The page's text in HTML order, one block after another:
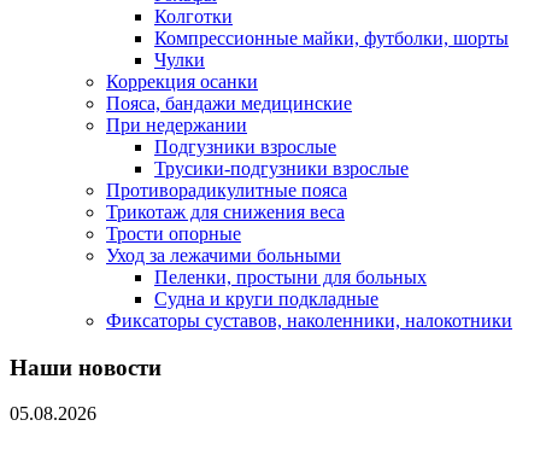
Колготки
Компрессионные майки, футболки, шорты
Чулки
Коррекция осанки
Пояса, бандажи медицинские
При недержании
Подгузники взрослые
Трусики-подгузники взрослые
Противорадикулитные пояса
Трикотаж для снижения веса
Трости опорные
Уход за лежачими больными
Пеленки, простыни для больных
Судна и круги подкладные
Фиксаторы суставов, наколенники, налокотники
Наши новости
05.08.2026